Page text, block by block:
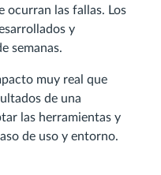
ocurran las fallas. Los
y
semanas.
muy real que
de una
las herramientas y
de uso y entorno.